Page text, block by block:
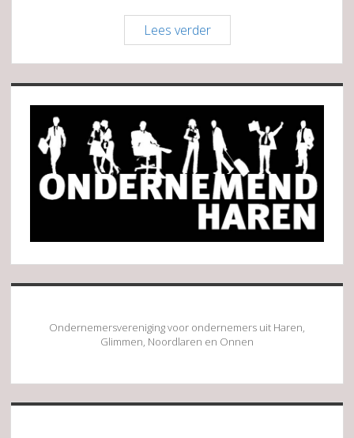
Lees verderVan
der
Loo
Optiek
Sidebar
Ondernemersvereniging voor ondernemers uit Haren,
Glimmen, Noordlaren en Onnen